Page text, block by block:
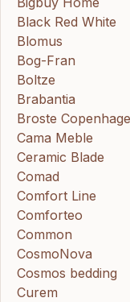
Black Red White
Blomus
Bog-Fran
Boltze
Brabantia
Broste
Cama Meble
Ceramic Blade
Comad
Comfort Line
Comforteo
Common
CosmoNova
Cosmos bedding
Curem